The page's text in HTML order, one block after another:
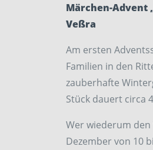
Märchen-Advent
Veßra
Am ersten
Familien in den
zauberhafte
Stück dauert circa
Wer wiederum
Dezember von 10